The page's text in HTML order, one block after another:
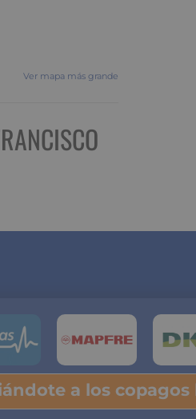
Ver mapa más grande
a los
tu ahorro